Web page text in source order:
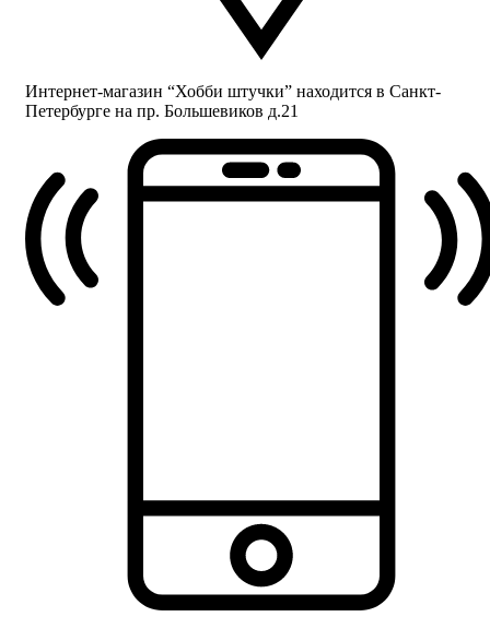
Интернет-магазин “Хобби штучки” находится в Санкт-
Петербурге на пр. Большевиков д.21